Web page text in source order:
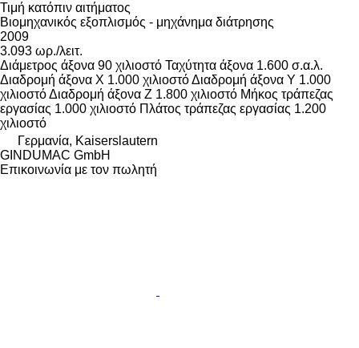
Τιμή κατόπιν αιτήματος
Βιομηχανικός εξοπλισμός - μηχάνημα διάτρησης
2009
3.093 ωρ./λειτ.
Διάμετρος άξονα 90 χιλιοστό Ταχύτητα άξονα 1.600 σ.α.λ.
Διαδρομή άξονα X 1.000 χιλιοστόΔιαδρομή άξονα Y 1.000
χιλιοστόΔιαδρομή άξονα Z 1.800 χιλιοστό Μήκος τράπεζας
εργασίας 1.000 χιλιοστό Πλάτος τράπεζας εργασίας 1.200
χιλιοστό
Γερμανία, Kaiserslautern
GINDUMAC GmbH
Επικοινωνία με τον πωλητή